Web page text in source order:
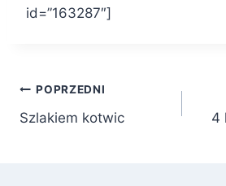
id=”163287″]
Nawigacja
wpisu
POPRZEDNI
Szlakiem kotwic 4